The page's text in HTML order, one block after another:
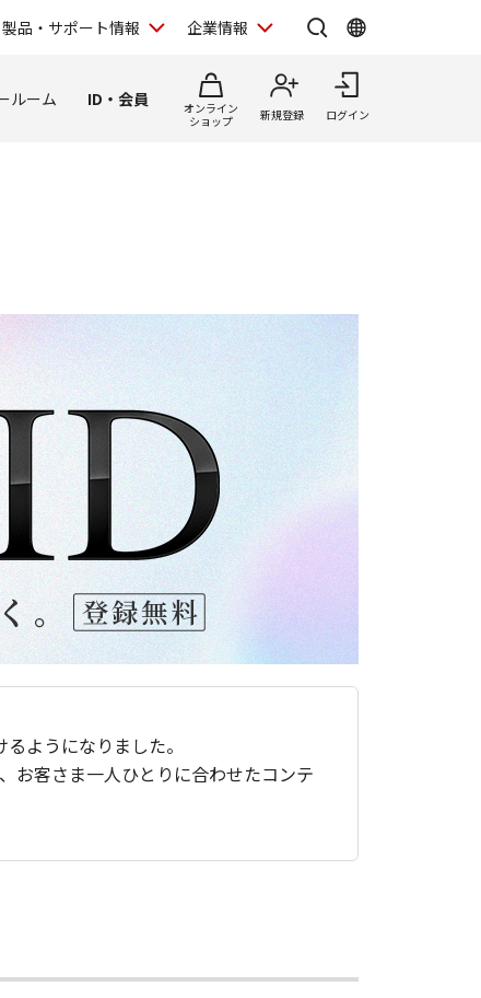
製品・サポート情報 企業情報
ルーム ID・会員
オンライン
ショップ
新規登録 ログイン
ようになりました。
お客さま一人ひとりに合わせたコンテ